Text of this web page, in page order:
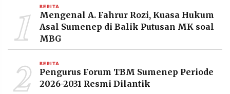
PRAMUDITA
2026
PT.
1 BERITA
Mengenal A. Fahrur Rozi, Kuasa Hukum
Asal Sumenep di Balik Putusan MK soal
MBG
2 BERITA
Pengurus Forum TBM Sumenep Periode
2026-2031 Resmi Dilantik